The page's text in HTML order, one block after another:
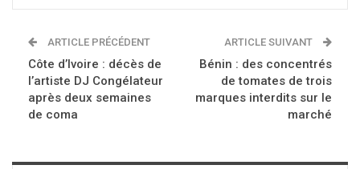
ARTICLE PRÉCÉDENT
Côte d’Ivoire : décès de
l’artiste DJ Congélateur
après deux semaines
de coma
ARTICLE SUIVANT
Bénin : des concentrés
de tomates de trois
marques interdits sur le
marché